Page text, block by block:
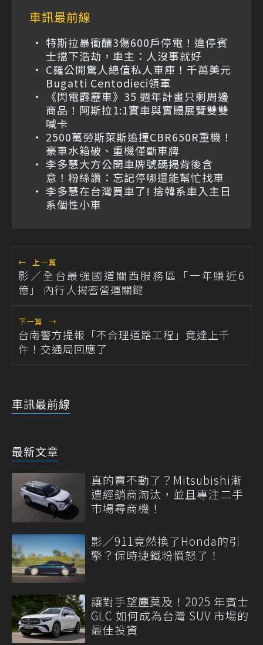
車訊最前線
特斯拉暴衝釀3傷600戶停電！違停賓
士擋下浩劫，車主：人沒事就好
C羅公開驚人總值私人車庫！千萬美元
Bugatti Centodieci領軍
《閃電霹靂車》35 週年計畫只剩周邊
商品！阿斯拉1:1實車與實體展覽雙雙
喊卡
2500萬勞斯萊斯追撞CBR650R重機！
豪車水箱破、重機僅斷車牌
李多慧大方公開車牌號碼揭背後含
意！粉絲讚：忘記停哪還能幫忙找車
李多慧在台灣買車了! 捨韓系車入主日
系個性小車
← 上一篇
影／全台最強國道關西服務區「一年賺近6
億」 內行人揭密營運關鍵
下一篇 →
台南警方提報「不合理道路工程」竟達上千
件！交通局回應了
車訊最前線
最新文章
真的賣不動了？Mitsubishi漸
遭經銷商淘汰，並且專注二手
市場尋商機！
影／911竟然換了Honda的引
擎？保時捷鐵粉憤怒了！
讓對手望塵莫及！2025 年賓士
GLC 如何成為台灣 SUV 市場的
最佳投資